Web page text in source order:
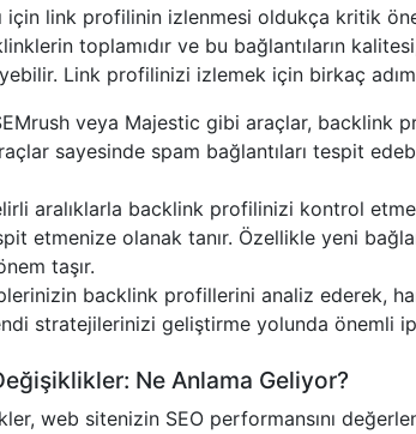
için link profilinin izlenmesi oldukça kritik
toplamıdır ve bu bağlantıların
Link profilinizi izlemek için birkaç
veya Majestic gibi araçlar, backlink
sayesinde spam bağlantıları tespit
aralıklarla backlink profilinizi kontrol
etmenize olanak tanır. Özellikle yeni
taşır.
backlink profillerini analiz ederek,
stratejilerinizi geliştirme yolunda önemli
Ne Anlama Geliyor?
web sitenizin SEO performansını